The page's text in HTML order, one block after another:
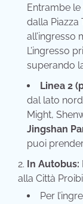
Entrambe
dalla Piazza
all’ingresso
L’ingresso
superando
Linea 2
dal lato
Might,
Jingshan
puoi
In Autobus:
alla Città
Per